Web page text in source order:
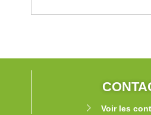
Voir les